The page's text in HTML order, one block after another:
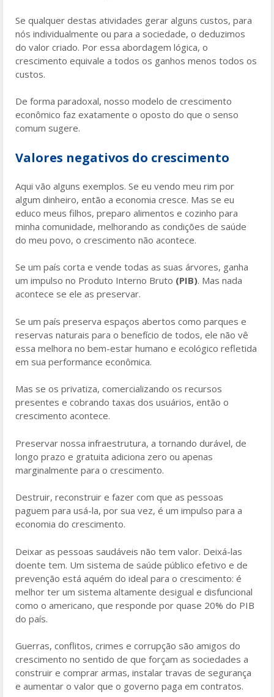
Se qualquer destas atividades gerar alguns custos, para
nós individualmente ou para a sociedade, o deduzimos
do valor criado. Por essa abordagem lógica, o
crescimento equivale a todos os ganhos menos todos os
custos.
De forma paradoxal, nosso modelo de crescimento
econômico faz exatamente o oposto do que o senso
comum sugere.
Valores negativos do crescimento
Aqui vão alguns exemplos. Se eu vendo meu rim por
algum dinheiro, então a economia cresce. Mas se eu
educo meus filhos, preparo alimentos e cozinho para
minha comunidade, melhorando as condições de saúde
do meu povo, o crescimento não acontece.
Se um país corta e vende todas as suas árvores, ganha
um impulso no Produto Interno Bruto (PIB). Mas nada
acontece se ele as preservar.
Se um país preserva espaços abertos como parques e
reservas naturais para o benefício de todos, ele não vê
essa melhora no bem-estar humano e ecológico refletida
em sua performance econômica.
Mas se os privatiza, comercializando os recursos
presentes e cobrando taxas dos usuários, então o
crescimento acontece.
Preservar nossa infraestrutura, a tornando durável, de
longo prazo e gratuita adiciona zero ou apenas
marginalmente para o crescimento.
Destruir, reconstruir e fazer com que as pessoas
paguem para usá-la, por sua vez, é um impulso para a
economia do crescimento.
Deixar as pessoas saudáveis não tem valor. Deixá-las
doente tem. Um sistema de saúde público efetivo e de
prevenção está aquém do ideal para o crescimento: é
melhor ter um sistema altamente desigual e disfuncional
como o americano, que responde por quase 20% do PIB
do país.
Guerras, conflitos, crimes e corrupção são amigos do
crescimento no sentido de que forçam as sociedades a
construir e comprar armas, instalar travas de segurança
e aumentar o valor que o governo paga em contratos.